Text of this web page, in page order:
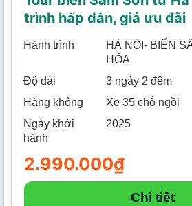
trình hấp dẫn, giá ưu đãi
Hành trình
HÀ NỘI- BIỂN
HÓA
Độ dài
3 ngày 2 đêm
Hàng không
Xe 35 chỗ ngồi
Ngày khởi
hành
2025
2.990.000₫
Chi tiết